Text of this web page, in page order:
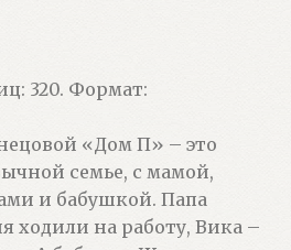
320. Формат:
«Дом П» – это
семье, с мамой,
и бабушкой. Папа
ходили на работу, Вика –